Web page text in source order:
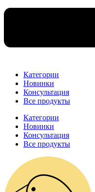
Категории
Новинки
Консультация
Все продукты
Категории
Новинки
Консультация
Все продукты